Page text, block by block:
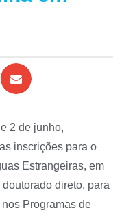
2 de junho,
as inscrições para o
Estrangeiras, em
direto, para
Programas de